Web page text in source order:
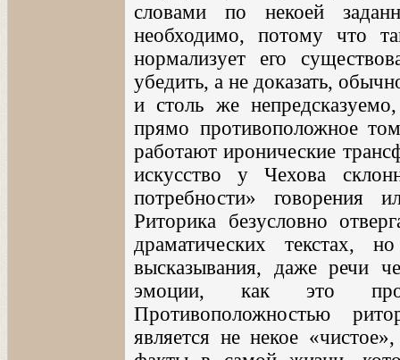
словами по некоей
необходимо, потому что
нормализует его
убедить, а не доказать,
и столь же
прямо противоположное
работают иронические
искусство у Чехова
потребности» говорения
Риторика безусловно
драматических текстах,
высказывания, даже речи
эмоции, как это
Противоположностью
является не некое